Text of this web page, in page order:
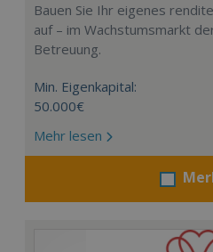
Bauen Sie Ihr eigenes
auf – im Wachstumsmarkt
Betreuung.
Min. Eigenkapital:
50.000€
Mehr lesen